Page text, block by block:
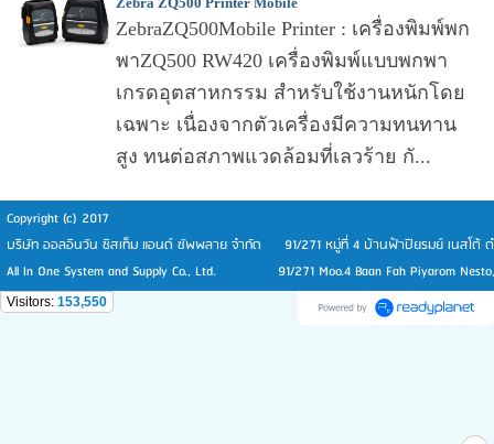
ZebraZQ500Mobile Printer : เครื่องพิมพ์พก
พาZQ500 RW420 เครื่องพิมพ์แบบพกพา
เกรดอุตสาหกรรม สำหรับใช้งานหนักโดย
เฉพาะ เนื่องจากตัวเครื่องมีความทนทาน
สูง ทนต่อสภาพแวดล้อมที่เลวร้าย กั...
Copyright (c) 2017
บริษัท ออลอินวัน ซิสเท็ม แอนด์ ซัพพลาย จำกัด 91/271 หมู่ที่ 4 บ้านฟ้าปิยรมย์ เนสโต้ ต
All In One System and Supply Co., Ltd. 91/271 Moo.4 Baan Fah Piyarom Nesto,
Visitors: 153,550